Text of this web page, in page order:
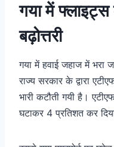
गया में फ्लाइट्स
बढ़ोत्तरी
गया में हवाई जहाज में भरा
राज्य सरकार के द्वारा
भारी कटौती गयी है।
घटाकर 4 प्रतिशत कर